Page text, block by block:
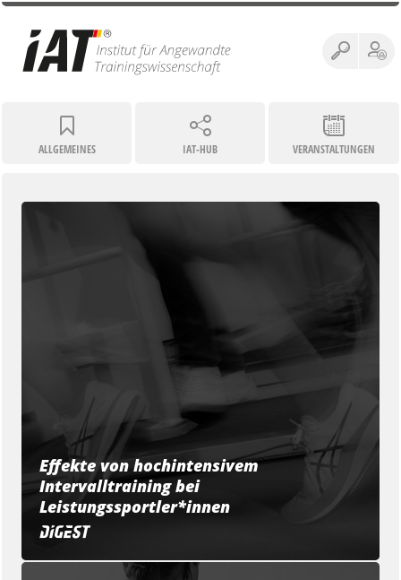
ALLGEMEINES IAT-HUB VERANSTALTUNGEN
Effekte von hochintensivem
Intervalltraining bei
Leistungssportler*innen